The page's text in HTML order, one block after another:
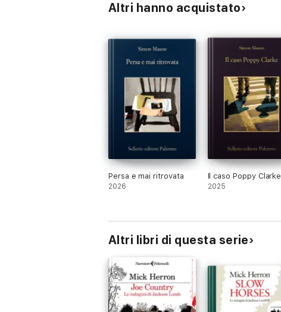
Altri hanno acquistato
Persa e mai ritrovata
2026
Il caso Poppy Clarke
2025
Altri libri di questa serie